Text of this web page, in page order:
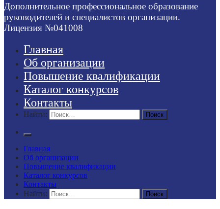
Дополнительное профессиональное образование
руководителей и специалистов организации.
Лицензия №041008
Главная
Об организации
Повышение квалификации
Каталог конкурсов
Контакты
Найти:
Главная
Об организации
Повышение квалификации
Каталог конкурсов
Контакты
Найти: